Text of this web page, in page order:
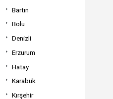
Bartın
Bolu
Denizli
Erzurum
Hatay
Karabük
Kırşehir